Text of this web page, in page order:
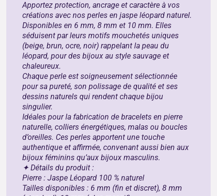
Apportez protection, ancrage et caractère à vos
créations avec nos perles en jaspe léopard naturel.
Disponibles en 6 mm, 8 mm et 10 mm. Elles
séduisent par leurs motifs mouchetés uniques
(beige, brun, ocre, noir) rappelant la peau du
léopard, pour des bijoux au style sauvage et
chaleureux.
Chaque perle est soigneusement sélectionnée
pour sa pureté, son polissage de qualité et ses
dessins naturels qui rendent chaque bijou
singulier.
Idéales pour la fabrication de bracelets en pierre
naturelle, colliers énergétiques, malas ou boucles
d’oreilles. Ces perles apportent une touche
authentique et affirmée, convenant aussi bien aux
bijoux féminins qu’aux bijoux masculins.
✦ Détails du produit :
Pierre : Jaspe Léopard 100 % naturel
Tailles disponibles : 6 mm (fin et discret), 8 mm